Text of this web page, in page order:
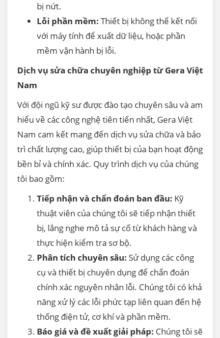
bị nứt.
Lỗi phần mềm: Thiết bị không thể kết nối
với máy tính để xuất dữ liệu, hoặc phần
mềm vận hành bị lỗi.
Dịch vụ sửa chữa chuyên nghiệp từ Gera Việt
Nam
Với đội ngũ kỹ sư được đào tạo chuyên sâu và am
hiểu về các công nghệ tiên tiến nhất, Gera Việt
Nam cam kết mang đến dịch vụ sửa chữa và bảo
trì chất lượng cao, giúp thiết bị của bạn hoạt động
bền bỉ và chính xác. Quy trình dịch vụ của chúng
tôi bao gồm:
Tiếp nhận và chẩn đoán ban đầu: Kỹ
thuật viên của chúng tôi sẽ tiếp nhận thiết
bị, lắng nghe mô tả sự cố từ khách hàng và
thực hiện kiểm tra sơ bộ.
Phân tích chuyên sâu: Sử dụng các công
cụ và thiết bị chuyên dụng để chẩn đoán
chính xác nguyên nhân lỗi. Chúng tôi có khả
năng xử lý các lỗi phức tạp liên quan đến hệ
thống điện tử, cơ khí và phần mềm.
Báo giá và đề xuất giải pháp: Chúng tôi sẽ